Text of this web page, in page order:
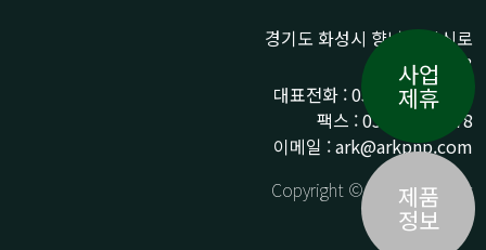
경기도 화성시 향남읍 상신로
290-13
대표전화 : 031-359-9776 /
팩스 : 031-359-9778
이메일 : ark@arkpnp.com
Copyright © ARK All Rights
Reserved.
사업
제휴
제품
정보